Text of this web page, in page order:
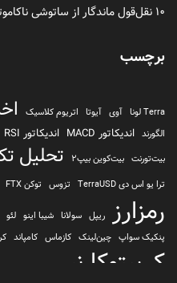
۱۰ نقل‌قول ماندگار از ساتوشی ناکاموتو
برچسب
Terra لونا آوی آیوتا اتریوم کلاسیک
الگورند اندیکاتور MACD اندیکاتور RSI
بیت‌تورنت بیت‌کوین بیپ2 تحلیل
ترا یو اس دی TerraUSD
تزوس توکن FTX
رمزارز ریپل سولانا شیبا اینو لئو
پنکیک سواپ چین‌لینک کازماس کامپاند
کریپتوکارنسی